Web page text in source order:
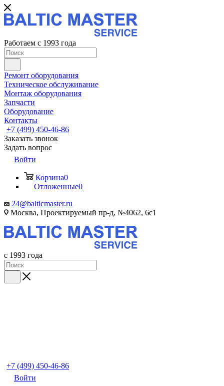
Работаем с 1993 года
Ремонт оборудования
Техническое обслуживание
Монтаж оборудования
Запчасти
Оборудование
Контакты
+7 (499) 450-46-86
Заказать звонок
Задать вопрос
Войти
Корзина0
Отложенные0
24@balticmaster.ru
Москва, Проектируемый пр-д, №4062, 6с1
с 1993 года
+7 (499) 450-46-86
Войти